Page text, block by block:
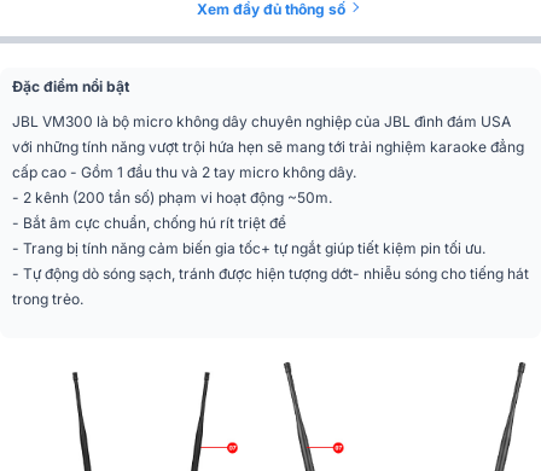
Phân khúc Tiêu chuẩn
Chế độ nhận Lựa chọn do CPU điều khiển
Chế độ tắt tiếng Mạch vòng lặp tắt tiếng và khóa
Đầu ra âm thanh
Công suất truyền tải dưới 30 mW
Kích thước 485 x 340 x 70 mm
Xem đầy đủ thông số
Đặc điểm nổi bật
JBL VM300 là bộ micro không dây chuyên nghiệp của JBL đình đám USA
với những tính năng vượt trội hứa hẹn sẽ mang tới trải nghiệm karaoke đẳng
cấp cao - Gồm 1 đầu thu và 2 tay micro không dây.
- 2 kênh (200 tần số) phạm vi hoạt động ~50m.
- Bắt âm cực chuẩn, chống hú rít triệt để
- Trang bị tính năng cảm biến gia tốc+ tự ngắt giúp tiết kiệm pin tối ưu.
- Tự động dò sóng sạch, tránh được hiện tượng dớt- nhiễu sóng cho tiếng hát
trong trẻo.